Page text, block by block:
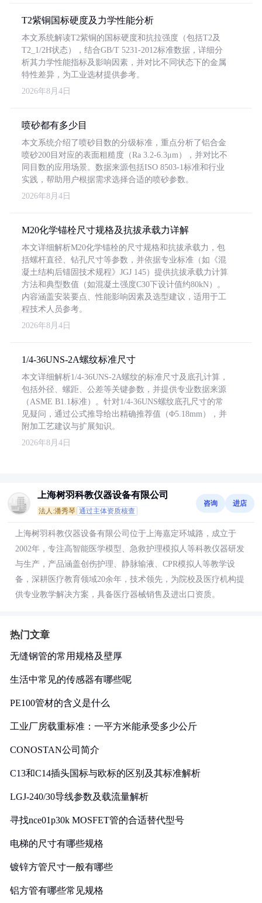
T2紫铜国标硬度及力学性能分析
本文系统解读T2紫铜的国标硬度和抗拉强度（包括T2及
T2_1/2H状态），结合GB/T 5231-2012标准数据，详细分
析其力学性能指标及影响因素，并对比不同状态下的金属
特性差异，为工业选材提供参考。
2026年8月4日
喷砂都有多少目
本文系统介绍了喷砂目数的分级标准，重点分析了铝合金
喷砂200目对应的表面粗糙度（Ra 3.2-6.3μm），并对比不
同目数的应用场景。数据来源包括ISO 8503-1标准和行业
实践，帮助用户根据需求选择合适的喷砂参数。
2026年8月4日
M20化学锚栓尺寸规格及抗拔承载力详解
本文详细解析M20化学锚栓的尺寸规格和抗拔承载力，包
括螺杆直径、钻孔尺寸等参数，并依据专业标准（如《混
凝土结构后锚固技术规程》JGJ 145）提供抗拔承载力计算
方法和典型数值（如混凝土强度C30下设计值约80kN）。
内容涵盖安装要点、性能影响因素及选型建议，适用于工
程技术人员参考。
2026年8月4日
1/4-36UNS-2A螺纹标准尺寸
本文详细解析1/4-36UNS-2A螺纹的标准尺寸及底孔计算，
包括外径、螺距、公差等关键参数，并提供专业数据来源
（ASME B1.1标准）。针对1/4-36UNS螺纹底孔尺寸的常
见疑问，通过公式推导给出精确推荐值（Φ5.18mm），并
附加工艺建议与扩展知识。
2026年8月4日
上海树羽科教仪器设备有限公司
法人:潘秀琴 通过主体资质核查
咨询 进店
上海树羽科教仪器设备有限公司位于上海嘉定环城路，成立于
2002年，专注高智能医学模型、急救护理模拟人等科教仪器研发
与生产，产品涵盖创伤护理、静脉输液、CPR模拟人等教学设
备，深耕医疗教育领域20余年，技术领先，为院校及医疗机构提
供专业教学解决方案，具备医疗器械销售及进出口资质。
热门文章
无缝钢管的常用规格及壁厚
生活中常见的传感器有哪些呢
PE100管材的含义是什么
工业厂房载重标准：一平方米能承受多少公斤
CONOSTAN公司简介
C13和C14插头国标与欧标的区别及其标准解析
LGJ-240/30导线参数及载流量解析
寻找nce01p30k MOSFET管的合适替代型号
电梯的尺寸有哪些规格
镀锌方管尺寸一般有哪些
铝方管有哪些常见规格